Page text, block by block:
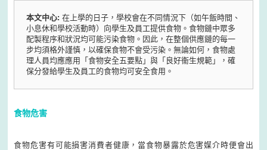
本文中心:在上學的日子，學校會在不同情況下（如午飯時間、
小息休和學校活動時）向學生及員工提供食物。食物鏈中眾多
配製程序和狀況均可能污染食物。因此，在整個供應鏈的每一
步均須格外謹慎，以確保食物不會受污染。無論如何，食物處
理人員均應應用「食物安全五要點」與「良好衞生規範」，確
保分發給學生及員工的食物均可安全食用。
食物危害
食物危害有可能損害消費者健康，當食物暴露於危害媒介時便會出